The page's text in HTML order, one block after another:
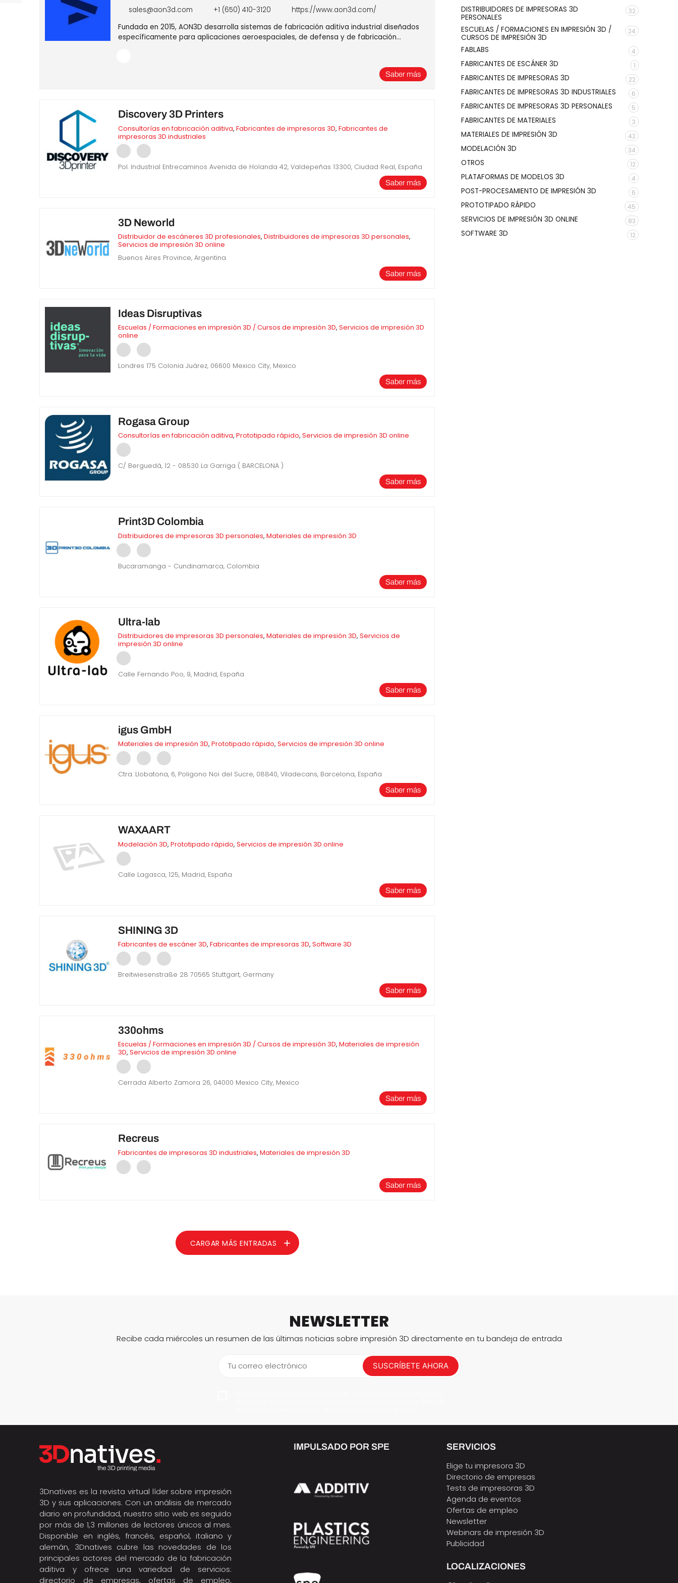
Negocios
Rankings 3D
sales@aon3d.com +1 (650) 410-3120
https://www.aon3d.com/
Fundada en 2015, AON3D desarrolla sistemas de fabricación aditiva industrial diseñados
específicamente para aplicaciones aeroespaciales, de defensa y de fabricación…
Saber más
Discovery 3D Printers
Consultorías en fabricación aditiva,Fabricantes de impresoras 3D,Fabricantes de
impresoras 3D industriales
Pol. Industrial Entrecaminos Avenida de Holanda 42, Valdepeñas 13300, Ciudad Real, España
Saber más
3D Neworld
Distribuidor de escáneres 3D profesionales,Distribuidores de impresoras 3D personales,
Servicios de impresión 3D online
Buenos Aires Province, Argentina
Saber más
Ideas Disruptivas
Escuelas / Formaciones en impresión 3D / Cursos de impresión 3D,Servicios de impresión 3D
online
Londres 175 Colonia Juárez, 06600 Mexico City, Mexico
Saber más
Rogasa Group
Consultorías en fabricación aditiva,Prototipado rápido,Servicios de impresión 3D online
C/ Berguedà, 12 - 08530 La Garriga ( BARCELONA )
Saber más
Print3D Colombia
Distribuidores de impresoras 3D personales,Materiales de impresión 3D
Bucaramanga - Cundinamarca, Colombia
Saber más
Ultra-lab
Distribuidores de impresoras 3D personales,Materiales de impresión 3D,Servicios de
impresión 3D online
Calle Fernando Poo, 9, Madrid, España
Saber más
igus GmbH
Materiales de impresión 3D,Prototipado rápido,Servicios de impresión 3D online
Ctra. Llobatona, 6, Poligono Noi del Sucre, 08840, Viladecans, Barcelona, España
Saber más
WAXAART
Modelación 3D,Prototipado rápido,Servicios de impresión 3D online
Calle Lagasca, 125, Madrid, España
Saber más
SHINING 3D
Fabricantes de escáner 3D,Fabricantes de impresoras 3D,Software 3D
Breitwiesenstraße 28 70565 Stuttgart, Germany
Saber más
330ohms
Escuelas / Formaciones en impresión 3D / Cursos de impresión 3D,Materiales de impresión
3D,Servicios de impresión 3D online
Cerrada Alberto Zamora 26, 04000 Mexico City, Mexico
Saber más
Recreus
Fabricantes de impresoras 3D industriales,Materiales de impresión 3D
Saber más
CARGAR MÁS ENTRADAS
DISTRIBUIDORES DE IMPRESORAS 3D
PERSONALES
32
ESCUELAS / FORMACIONES EN IMPRESIÓN 3D /
CURSOS DE IMPRESIÓN 3D
24
FABLABS 4
FABRICANTES DE ESCÁNER 3D 1
FABRICANTES DE IMPRESORAS 3D 22
FABRICANTES DE IMPRESORAS 3D INDUSTRIALES 6
FABRICANTES DE IMPRESORAS 3D PERSONALES 5
FABRICANTES DE MATERIALES 3
MATERIALES DE IMPRESIÓN 3D 42
MODELACIÓN 3D 34
OTROS 12
PLATAFORMAS DE MODELOS 3D 4
POST-PROCESAMIENTO DE IMPRESIÓN 3D 6
PROTOTIPADO RÁPIDO 45
SERVICIOS DE IMPRESIÓN 3D ONLINE 83
SOFTWARE 3D 12
NEWSLETTER
Recibe cada miércoles un resumen de las últimas noticias sobre impresión 3D directamente en tu bandeja de entrada
Tu correo electrónico SUSCRÍBETE AHORA
3Dnatives es la revista virtual líder sobre impresión
3D y sus aplicaciones. Con un análisis de mercado
diario en profundidad, nuestro sitio web es seguido
por más de 1,3 millones de lectores únicos al mes.
Disponible en inglés, francés, español, italiano y
alemán, 3Dnatives cubre las novedades de los
principales actores del mercado de la fabricación
aditiva y ofrece una variedad de servicios:
directorio de empresas, ofertas de empleo,
IMPULSADO POR SPE SERVICIOS
Elige tu impresora 3D
Directorio de empresas
Tests de impresoras 3D
Agenda de eventos
Ofertas de empleo
Newsletter
Webinars de impresión 3D
Publicidad
LOCALIZACIONES